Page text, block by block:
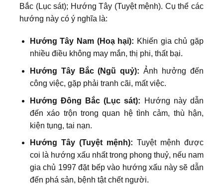
Bắc (Lục sát); Hướng Tây (Tuyệt mệnh). Cụ thể các
hướng này có ý nghĩa là:
Hướng Tây Nam (Hoạ hại): Khiến gia chủ gặp
nhiều điều không may mắn, thị phi, thất bại.
Hướng Tây Bắc (Ngũ quỷ): Ảnh hưởng đến
công việc, gặp phải tranh cãi, mất việc.
Hướng Đông Bắc (Lục sát): Hướng này dẫn
đến xáo trộn trong quan hệ tình cảm, thù hận,
kiện tụng, tai nạn.
Hướng Tây (Tuyệt mệnh): Tuyệt mệnh được
coi là hướng xấu nhất trong phong thuỷ, nếu nam
gia chủ 1997 đặt bếp vào hướng xấu này sẽ dẫn
đến phá sản, bệnh tật chết người.